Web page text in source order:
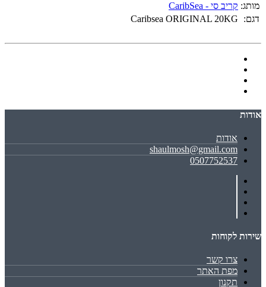
מותג: קריב סי - CaribSea
דגם:
Caribsea ORIGINAL 20KG
אודות
אודות
shaulmosh@gmail.com
0507752537
שירות לקוחות
צרו קשר
מפת האתר
תקנון